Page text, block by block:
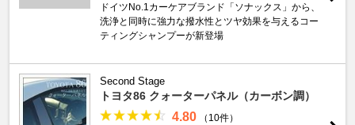
ドイツNo.1カーケアブランド「ソナックス」から、
洗浄と同時に強力な撥水性とツヤ効果を与えるコー
ティングシャンプーが新登場
Second Stage
トヨタ86 クォーターパネル（カーボン調）
4.80 （10件）